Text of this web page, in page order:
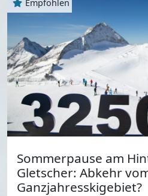
Empfohlen
Sommerpause am
Gletscher: Abkehr
Ganzjahresskigebiet?